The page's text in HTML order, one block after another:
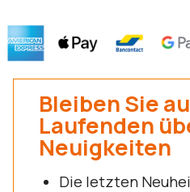
Bleiben Sie
Laufenden
Neuigkeiten
Die letzten